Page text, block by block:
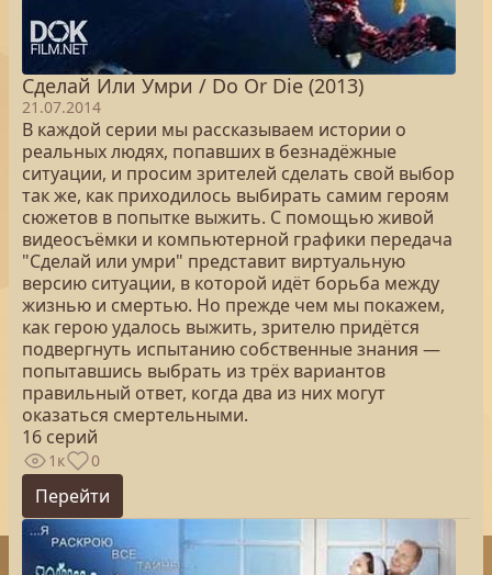
Сделай Или Умри / Do Or Die (2013)
21.07.2014
В каждой серии мы рассказываем истории о
реальных людях, попавших в безнадёжные
ситуации, и просим зрителей сделать свой выбор
так же, как приходилось выбирать самим героям
сюжетов в попытке выжить. С помощью живой
видеосъёмки и компьютерной графики передача
"Сделай или умри" представит виртуальную
версию ситуации, в которой идёт борьба между
жизнью и смертью. Но прежде чем мы покажем,
как герою удалось выжить, зрителю придётся
подвергнуть испытанию собственные знания —
попытавшись выбрать из трёх вариантов
правильный ответ, когда два из них могут
оказаться смертельными.
16 серий
1к 0
Перейти